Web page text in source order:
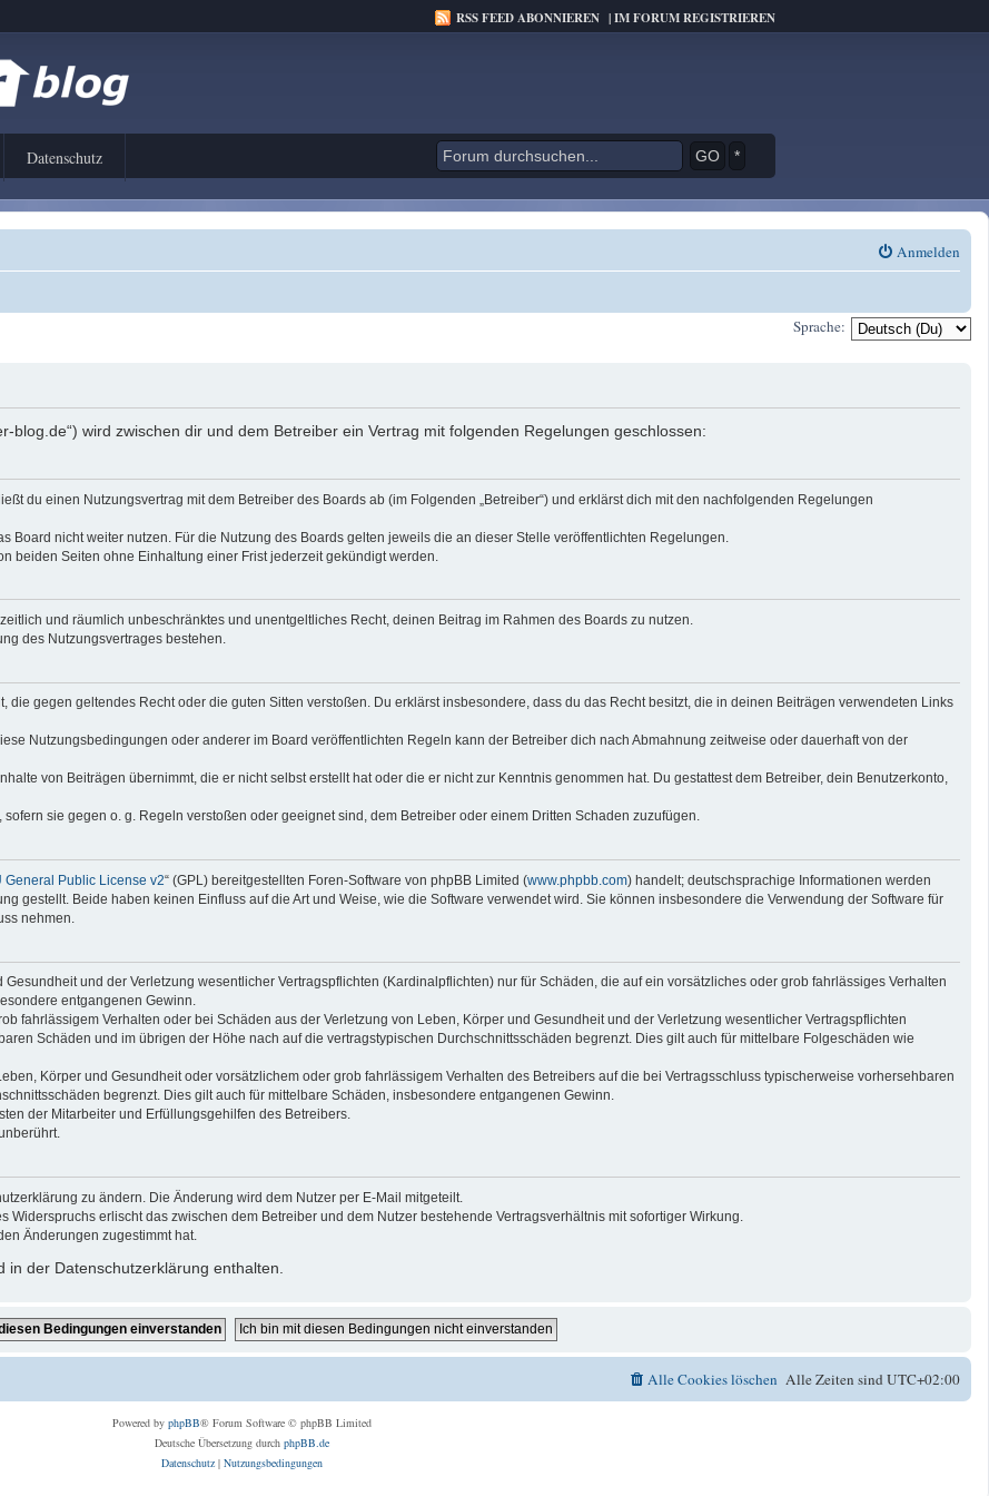
RSS FEED ABONNIEREN |IM FORUM REGISTRIEREN
Datenschutz *
Anmelden
Sprache:
blog.de“) wird zwischen dir und dem Betreiber ein Vertrag mit folgenden Regelungen geschlossen:
du einen Nutzungsvertrag mit dem Betreiber des Boards ab (im Folgenden „Betreiber“) und erklärst dich mit den nachfolgenden Regelungen
Board nicht weiter nutzen. Für die Nutzung des Boards gelten jeweils die an dieser Stelle veröffentlichten Regelungen.
beiden Seiten ohne Einhaltung einer Frist jederzeit gekündigt werden.
und räumlich unbeschränktes und unentgeltliches Recht, deinen Beitrag im Rahmen des Boards zu nutzen.
des Nutzungsvertrages bestehen.
die gegen geltendes Recht oder die guten Sitten verstoßen. Du erklärst insbesondere, dass du das Recht besitzt, die in deinen Beiträgen verwendeten Links
Nutzungsbedingungen oder anderer im Board veröffentlichten Regeln kann der Betreiber dich nach Abmahnung zeitweise oder dauerhaft von der
von Beiträgen übernimmt, die er nicht selbst erstellt hat oder die er nicht zur Kenntnis genommen hat. Du gestattest dem Betreiber, dein Benutzerkonto,
sie gegen o. g. Regeln verstoßen oder geeignet sind, dem Betreiber oder einem Dritten Schaden zuzufügen.
General Public License v2“ (GPL) bereitgestellten Foren-Software von phpBB Limited (www.phpbb.com) handelt; deutschsprachige Informationen werden
gestellt. Beide haben keinen Einfluss auf die Art und Weise, wie die Software verwendet wird. Sie können insbesondere die Verwendung der Software für
nehmen.
und der Verletzung wesentlicher Vertragspflichten (Kardinalpflichten) nur für Schäden, die auf ein vorsätzliches oder grob fahrlässiges Verhalten
entgangenen Gewinn.
fahrlässigem Verhalten oder bei Schäden aus der Verletzung von Leben, Körper und Gesundheit und der Verletzung wesentlicher Vertragspflichten
Schäden und im übrigen der Höhe nach auf die vertragstypischen Durchschnittsschäden begrenzt. Dies gilt auch für mittelbare Folgeschäden wie
Körper und Gesundheit oder vorsätzlichem oder grob fahrlässigem Verhalten des Betreibers auf die bei Vertragsschluss typischerweise vorhersehbaren
begrenzt. Dies gilt auch für mittelbare Schäden, insbesondere entgangenen Gewinn.
der Mitarbeiter und Erfüllungsgehilfen des Betreibers.
zu ändern. Die Änderung wird dem Nutzer per E-Mail mitgeteilt.
erlischt das zwischen dem Betreiber und dem Nutzer bestehende Vertragsverhältnis mit sofortiger Wirkung.
Änderungen zugestimmt hat.
in der Datenschutzerklärung enthalten.
Alle Zeiten sindUTC+02:00
Alle Cookies löschen
Powered by phpBB® Forum Software © phpBB Limited
Deutsche Übersetzung durch phpBB.de
Datenschutz| Nutzungsbedingungen